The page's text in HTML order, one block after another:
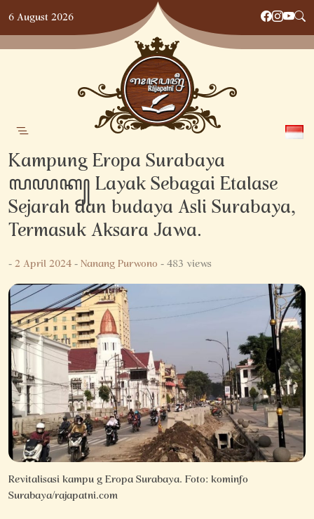
Skip
to
content
6 August 2026
Kampung Eropa Surabaya
ꦭꦪꦏ꧀ Layak Sebagai Etalase
Sejarah dan budaya Asli Surabaya,
Termasuk Aksara Jawa.
-2 April 2024-Nanang Purwono- 483 views
Revitalisasi kampu g Eropa Surabaya. Foto: kominfo
Surabaya/rajapatni.com